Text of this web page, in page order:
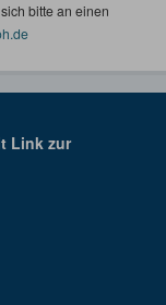
bitte an einen